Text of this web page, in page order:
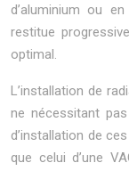
d’aluminium ou
restitue
optimal.
L’installation de
ne nécessitant
d’installation de
que celui d’une